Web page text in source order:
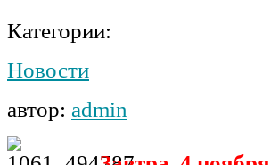
Категории:
Новости
автор: admin